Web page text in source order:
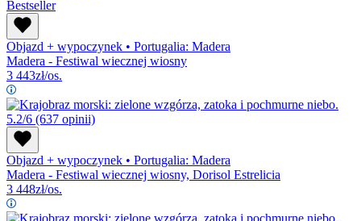
Bestseller
Objazd + wypoczynek • Portugalia: Madera
Madera - Festiwal wiecznej wiosny
3 443zł/os.
5.2/6 (637 opinii)
Objazd + wypoczynek • Portugalia: Madera
Madera - Festiwal wiecznej wiosny, Dorisol Estrelicia
3 448zł/os.